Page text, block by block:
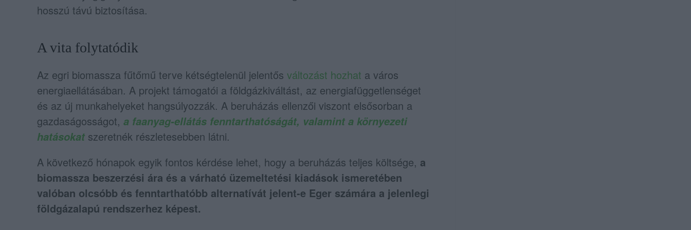
hosszú távú biztosítása.
A vita folytatódik
Az egri biomassza fűtőmű terve kétségtelenül jelentős változást hozhat a város
energiaellátásában. A projekt támogatói a földgázkiváltást, az energiafüggetlenséget
és az új munkahelyeket hangsúlyozzák. A beruházás ellenzői viszont elsősorban a
gazdaságosságot, a faanyag-ellátás fenntarthatóságát, valamint a környezeti
hatásokat szeretnék részletesebben látni.
A következő hónapok egyik fontos kérdése lehet, hogy a beruházás teljes költsége, a
biomassza beszerzési ára és a várható üzemeltetési kiadások ismeretében
valóban olcsóbb és fenntarthatóbb alternatívát jelent-e Eger számára a jelenlegi
földgázalapú rendszerhez képest.